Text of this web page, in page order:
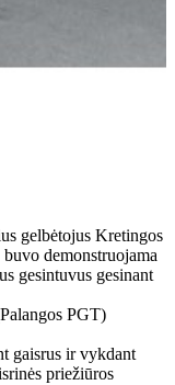
gelbėtojus Kretingos
demonstruojama
gesintuvus gesinant
PGT)
gaisrus ir vykdant
priežiūros